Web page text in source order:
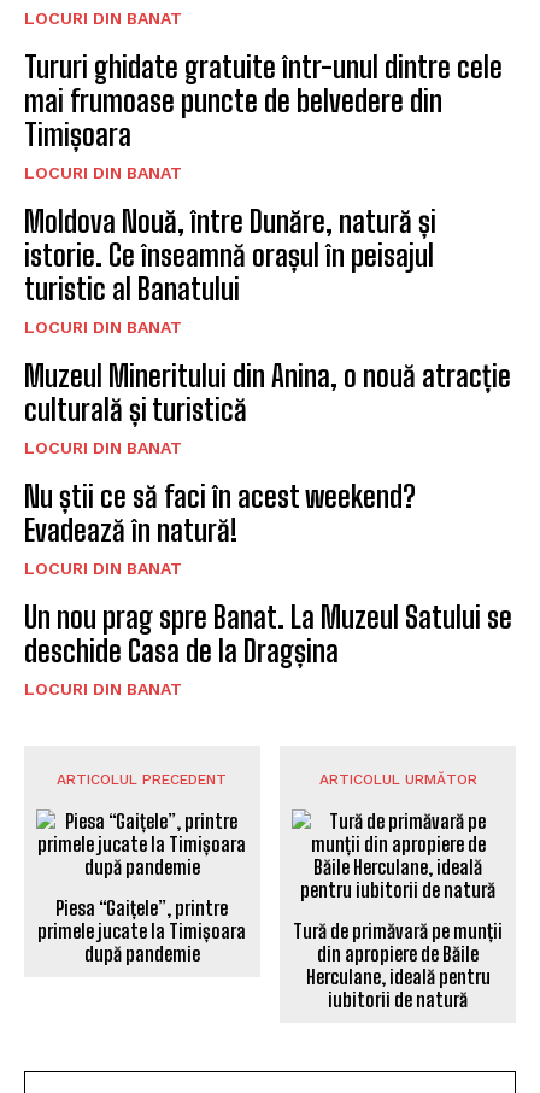
LOCURI DIN BANAT
Tururi ghidate gratuite într-unul dintre cele
mai frumoase puncte de belvedere din
Timișoara
LOCURI DIN BANAT
Moldova Nouă, între Dunăre, natură și
istorie. Ce înseamnă orașul în peisajul
turistic al Banatului
LOCURI DIN BANAT
Muzeul Mineritului din Anina, o nouă atracție
culturală și turistică
LOCURI DIN BANAT
Nu știi ce să faci în acest weekend?
Evadează în natură!
LOCURI DIN BANAT
Un nou prag spre Banat. La Muzeul Satului se
deschide Casa de la Dragșina
LOCURI DIN BANAT
ARTICOLUL PRECEDENT
Piesa “Gaițele”, printre
primele jucate la Timișoara
după pandemie
ARTICOLUL URMĂTOR
Tură de primăvară pe munții
din apropiere de Băile
Herculane, ideală pentru
iubitorii de natură